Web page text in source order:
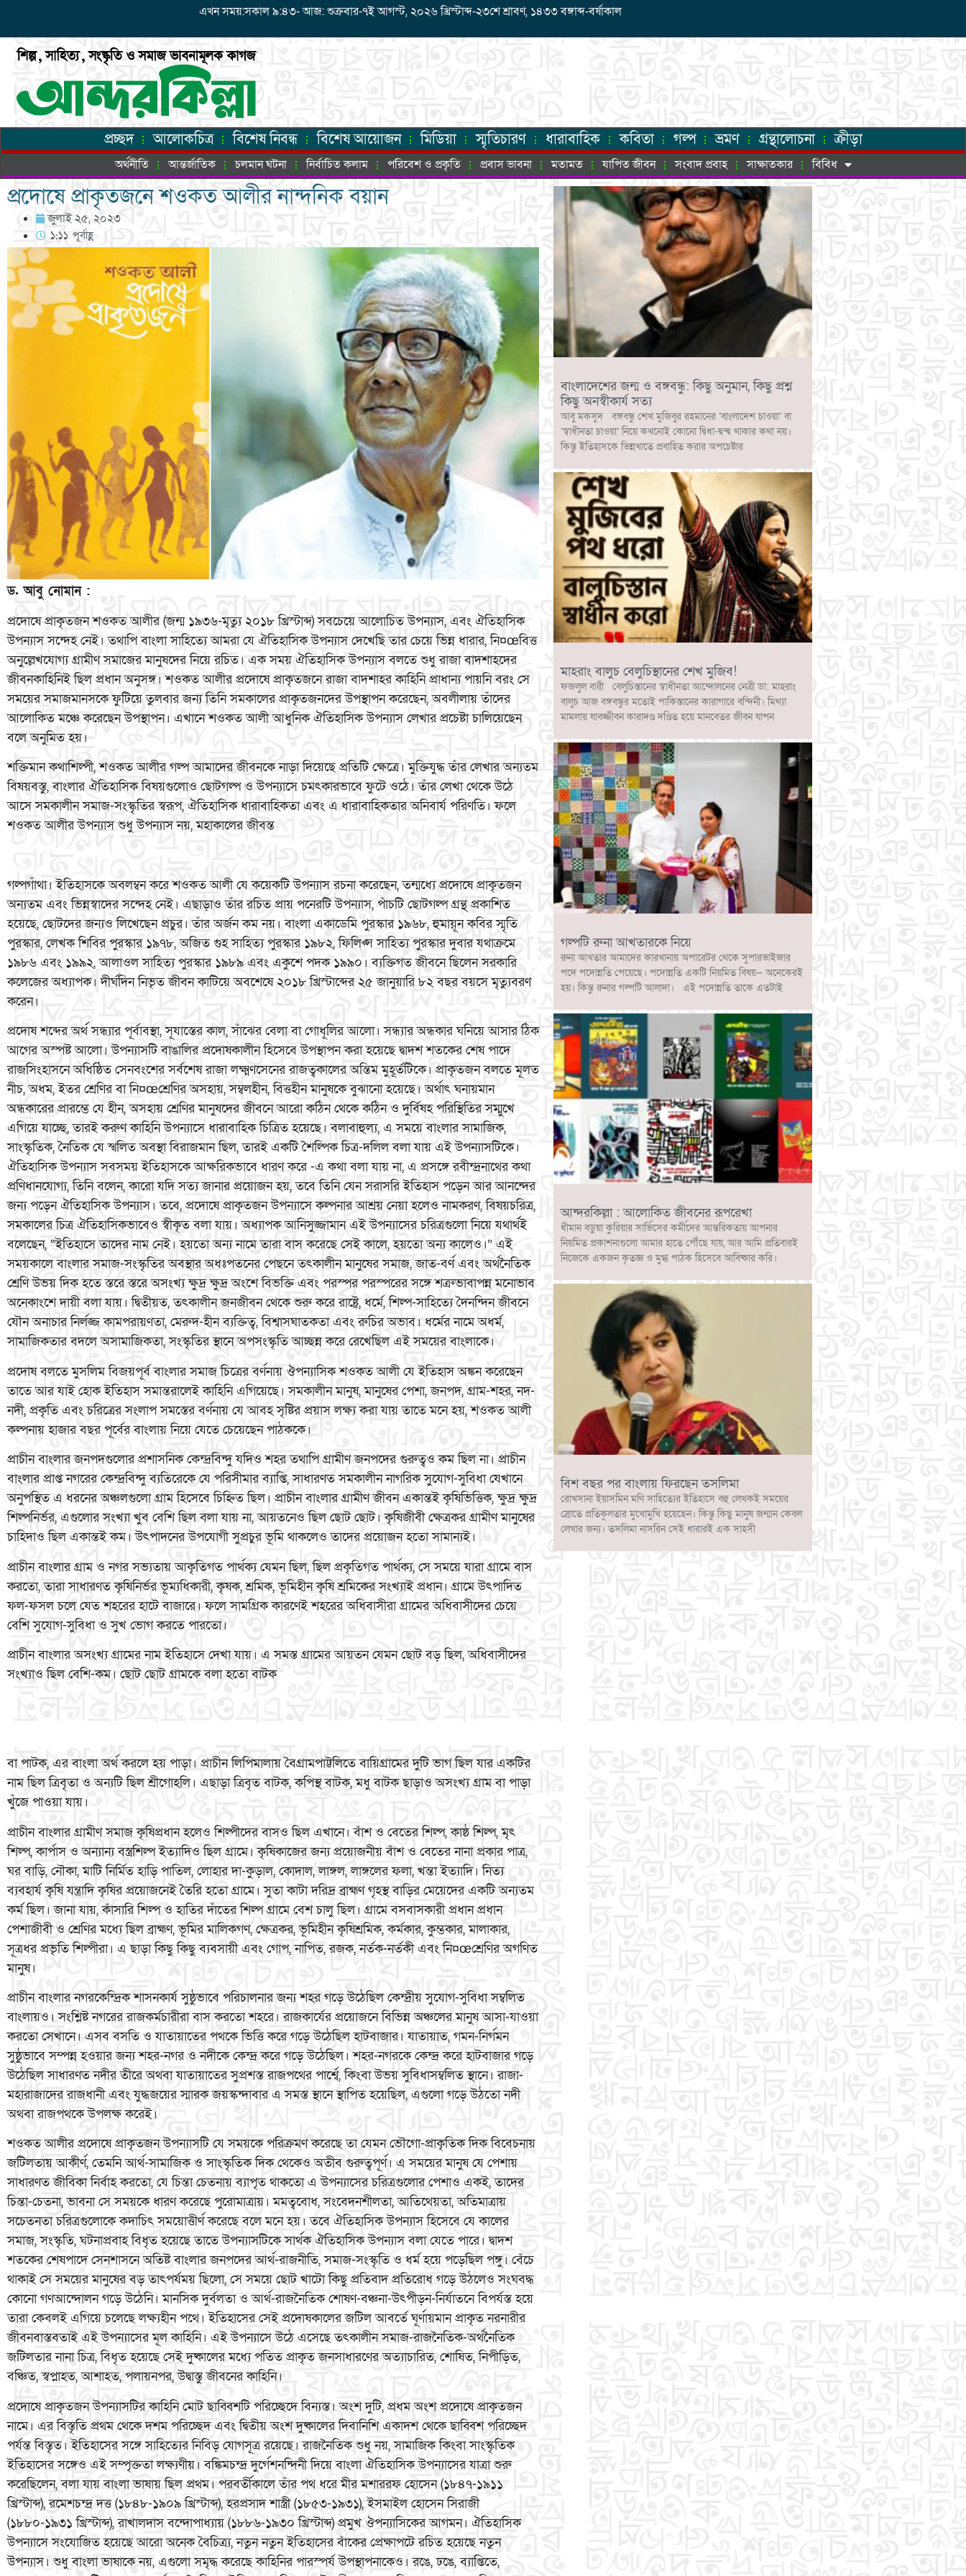
এখন সময়:সকাল ৯:৪৩- আজ: শুক্রবার-৭ই আগস্ট, ২০২৬ খ্রিস্টাব্দ-২৩শে শ্রাবণ, ১৪৩৩ বঙ্গাব্দ-বর্ষাকাল
প্রচ্ছদ আলোকচিত্র বিশেষ নিবন্ধ বিশেষ আয়োজন মিডিয়া স্মৃতিচারণ ধারাবাহিক কবিতা গল্প ভ্রমণ গ্রন্থালোচনা ক্রীড়া
অর্থনীতি আন্তর্জাতিক চলমান ঘটনা নির্বাচিত কলাম পরিবেশ ও প্রকৃতি প্রবাস ভাবনা মতামত যাপিত জীবন সংবাদ প্রবাহ সাক্ষাতকার বিবিধ
প্রদোষে প্রাকৃতজনে শওকত আলীর নান্দনিক বয়ান
জুলাই ২৫, ২০২৩
১:১১ পূর্বাহ্ণ
ড. আবু নোমান :
প্রদোষে প্রাকৃতজন শওকত আলীর (জন্ম ১৯৩৬-মৃত্যু ২০১৮ খ্রিস্টাব্দ) সবচেয়ে আলোচিত উপন্যাস, এবং ঐতিহাসিক
উপন্যাস সন্দেহ নেই। তথাপি বাংলা সাহিত্যে আমরা যে ঐতিহাসিক উপন্যাস দেখেছি তার চেয়ে ভিন্ন ধারার, নি¤œবিত্ত
অনুল্লেখযোগ্য গ্রামীণ সমাজের মানুষদের নিয়ে রচিত। এক সময় ঐতিহাসিক উপন্যাস বলতে শুধু রাজা বাদশাহদের
জীবনকাহিনিই ছিল প্রধান অনুসঙ্গ। শওকত আলীর প্রদোষে প্রাকৃতজনে রাজা বাদশাহর কাহিনি প্রাধান্য পায়নি বরং সে
সময়ের সমাজমানসকে ফুটিয়ে তুলবার জন্য তিনি সমকালের প্রাকৃতজনদের উপস্থাপন করেছেন, অবলীলায় তাঁদের
আলোকিত মঞ্চে করেছেন উপস্থাপন। এখানে শওকত আলী আধুনিক ঐতিহাসিক উপন্যাস লেখার প্রচেষ্টা চালিয়েছেন
বলে অনুমিত হয়।
শক্তিমান কথাশিল্পী, শওকত আলীর গল্প আমাদের জীবনকে নাড়া দিয়েছে প্রতিটি ক্ষেত্রে। মুক্তিযুদ্ধ তাঁর লেখার অন্যতম
বিষয়বস্তু, বাংলার ঐতিহাসিক বিষয়গুলোও ছোটগল্প ও উপন্যাসে চমৎকারভাবে ফুটে ওঠে। তাঁর লেখা থেকে উঠে
আসে সমকালীন সমাজ-সংস্কৃতির স্বরূপ, ঐতিহাসিক ধারাবাহিকতা এবং এ ধারাবাহিকতার অনিবার্য পরিণতি। ফলে
শওকত আলীর উপন্যাস শুধু উপন্যাস নয়, মহাকালের জীবন্ত
গল্পগাঁথা। ইতিহাসকে অবলম্বন করে শওকত আলী যে কয়েকটি উপন্যাস রচনা করেছেন, তন্মধ্যে প্রদোষে প্রাকৃতজন
অন্যতম এবং ভিন্নস্বাদের সন্দেহ নেই। এছাড়াও তাঁর রচিত প্রায় পনেরটি উপন্যাস, পাঁচটি ছোটগল্প গ্রন্থ প্রকাশিত
হয়েছে, ছোটদের জন্যও লিখেছেন প্রচুর। তাঁর অর্জন কম নয়। বাংলা একাডেমি পুরস্কার ১৯৬৮, হুমায়ূন কবির স্মৃতি
পুরস্কার, লেখক শিবির পুরস্কার ১৯৭৮, অজিত গুহ সাহিত্য পুরস্কার ১৯৮২, ফিলিপ্স সাহিত্য পুরস্কার দুবার যথাক্রমে
১৯৮৬ এবং ১৯৯২, আলাওল সাহিত্য পুরস্কার ১৯৮৯ এবং একুশে পদক ১৯৯০। ব্যক্তিগত জীবনে ছিলেন সরকারি
কলেজের অধ্যাপক। দীর্ঘদিন নিভৃত জীবন কাটিয়ে অবশেষে ২০১৮ খ্রিস্টাব্দের ২৫ জানুয়ারি ৮২ বছর বয়সে মৃত্যুবরণ
করেন।
প্রদোষ শব্দের অর্থ সন্ধ্যার পূর্বাবস্থা, সূযাস্তের কাল, সাঁঝের বেলা বা গোধূলির আলো। সন্ধ্যার অন্ধকার ঘনিয়ে আসার ঠিক
আগের অস্পষ্ট আলো। উপন্যাসটি বাঙালির প্রদোষকালীন হিসেবে উপস্থাপন করা হয়েছে দ্বাদশ শতকের শেষ পাদে
রাজসিংহাসনে অধিষ্ঠিত সেনবংশের সর্বশেষ রাজা লক্ষ্মণসেনের রাজত্বকালের অন্তিম মুহূর্তটিকে। প্রাকৃতজন বলতে মূলত
নীচ, অধম, ইতর শ্রেণির বা নি¤œশ্রেণির অসহায়, সম্বলহীন, বিত্তহীন মানুষকে বুঝানো হয়েছে। অর্থাৎ ঘনায়মান
অন্ধকারের প্রারম্ভে যে হীন, অসহায় শ্রেণির মানুষদের জীবনে আরো কঠিন থেকে কঠিন ও দুর্বিষহ পরিস্থিতির সম্মুখে
এগিয়ে যাচ্ছে, তারই করুণ কাহিনি উপন্যাসে ধারাবাহিক চিত্রিত হয়েছে। বলাবাহুল্য, এ সময়ে বাংলার সামাজিক,
সাংস্কৃতিক, নৈতিক যে স্খলিত অবস্থা বিরাজমান ছিল, তারই একটি শৈল্পিক চিত্র-দলিল বলা যায় এই উপন্যাসটিকে।
ঐতিহাসিক উপন্যাস সবসময় ইতিহাসকে আক্ষরিকভাবে ধারণ করে -এ কথা বলা যায় না, এ প্রসঙ্গে রবীন্দ্রনাথের কথা
প্রণিধানযোগ্য, তিনি বলেন, কারো যদি সত্য জানার প্রয়োজন হয়, তবে তিনি যেন সরাসরি ইতিহাস পড়েন আর আনন্দের
জন্য পড়েন ঐতিহাসিক উপন্যাস। তবে, প্রদোষে প্রাকৃতজন উপন্যাসে কল্পনার আশ্রয় নেয়া হলেও নামকরণ, বিষয়চরিত্র,
সমকালের চিত্র ঐতিহাসিকভাবেও স্বীকৃত বলা যায়। অধ্যাপক আনিসুজ্জামান এই উপন্যাসের চরিত্রগুলো নিয়ে যথার্থই
বলেছেন, “ইতিহাসে তাদের নাম নেই। হয়তো অন্য নামে তারা বাস করেছে সেই কালে, হয়তো অন্য কালেও।” এই
সময়কালে বাংলার সমাজ-সংস্কৃতির অবস্থার অধঃপতনের পেছনে তৎকালীন মানুষের সমাজ, জাত-বর্ণ এবং অর্থনৈতিক
শ্রেণি উভয় দিক হতে স্তরে স্তরে অসংখ্য ক্ষুদ্র ক্ষুদ্র অংশে বিভক্তি এবং পরস্পর পরস্পরের সঙ্গে শত্রুভাবাপন্ন মনোভাব
অনেকাংশে দায়ী বলা যায়। দ্বিতীয়ত, তৎকালীন জনজীবন থেকে শুরু করে রাষ্ট্রে, ধর্মে, শিল্প-সাহিত্যে দৈনন্দিন জীবনে
যৌন অনাচার নির্লজ্জ কামপরায়ণতা, মেরুদ-হীন ব্যক্তিত্ব, বিশ্বাসঘাতকতা এবং রুচির অভাব। ধর্মের নামে অধর্ম,
সামাজিকতার বদলে অসামাজিকতা, সংস্কৃতির স্থানে অপসংস্কৃতি আচ্ছন্ন করে রেখেছিল এই সময়ের বাংলাকে।
প্রদোষ বলতে মুসলিম বিজয়পূর্ব বাংলার সমাজ চিত্রের বর্ণনায় ঔপন্যাসিক শওকত আলী যে ইতিহাস অঙ্কন করেছেন
তাতে আর যাই হোক ইতিহাস সমান্তরালেই কাহিনি এগিয়েছে। সমকালীন মানুষ, মানুষের পেশা, জনপদ, গ্রাম-শহর, নদ-
নদী, প্রকৃতি এবং চরিত্রের সংলাপ সমস্তের বর্ণনায় যে আবহ সৃষ্টির প্রয়াস লক্ষ্য করা যায় তাতে মনে হয়, শওকত আলী
কল্পনায় হাজার বছর পূর্বের বাংলায় নিয়ে যেতে চেয়েছেন পাঠককে।
প্রাচীন বাংলার জনপদগুলোর প্রশাসনিক কেন্দ্রবিন্দু যদিও শহর তথাপি গ্রামীণ জনপদের গুরুত্বও কম ছিল না। প্রাচীন
বাংলার প্রাপ্ত নগরের কেন্দ্রবিন্দু ব্যতিরেকে যে পরিসীমার ব্যাপ্তি, সাধারণত সমকালীন নাগরিক সুযোগ-সুবিধা যেখানে
অনুপস্থিত এ ধরনের অঞ্চলগুলো গ্রাম হিসেবে চিহ্নিত ছিল। প্রাচীন বাংলার গ্রামীণ জীবন একান্তই কৃষিভিত্তিক, ক্ষুদ্র ক্ষুদ্র
শিল্পনির্ভর, এগুলোর সংখ্যা খুব বেশি ছিল বলা যায় না, আয়তনেও ছিল ছোট ছোট। কৃষিজীবী ক্ষেত্রকর গ্রামীণ মানুষের
চাহিদাও ছিল একান্তই কম। উৎপাদনের উপযোগী সুপ্রচুর ভূমি থাকলেও তাদের প্রয়োজন হতো সামান্যই।
প্রাচীন বাংলার গ্রাম ও নগর সভ্যতায় আকৃতিগত পার্থক্য যেমন ছিল, ছিল প্রকৃতিগত পার্থক্য, সে সময়ে যারা গ্রামে বাস
করতো, তারা সাধারণত কৃষিনির্ভর ভূম্যধিকারী, কৃষক, শ্রমিক, ভূমিহীন কৃষি শ্রমিকের সংখ্যাই প্রধান। গ্রামে উৎপাদিত
ফল-ফসল চলে যেত শহরের হাটে বাজারে। ফলে সামগ্রিক কারণেই শহরের অধিবাসীরা গ্রামের অধিবাসীদের চেয়ে
বেশি সুযোগ-সুবিধা ও সুখ ভোগ করতে পারতো।
প্রাচীন বাংলার অসংখ্য গ্রামের নাম ইতিহাসে দেখা যায়। এ সমস্ত গ্রামের আয়তন যেমন ছোট বড় ছিল, অধিবাসীদের
সংখ্যাও ছিল বেশি-কম। ছোট ছোট গ্রামকে বলা হতো বাটক
বা পাটক, এর বাংলা অর্থ করলে হয় পাড়া। প্রাচীন লিপিমালায় বৈগ্রামপাট্টলিতে বায়িগ্রামের দুটি ভাগ ছিল যার একটির
নাম ছিল ত্রিবৃতা ও অন্যটি ছিল শ্রীগোহলি। এছাড়া ত্রিবৃত বাটক, কপিস্থ বাটক, মধু বাটক ছাড়াও অসংখ্য গ্রাম বা পাড়া
খুঁজে পাওয়া যায়।
প্রাচীন বাংলার গ্রামীণ সমাজ কৃষিপ্রধান হলেও শিল্পীদের বাসও ছিল এখানে। বাঁশ ও বেতের শিল্প, কাষ্ঠ শিল্প, মৃৎ
শিল্প, কার্পাস ও অন্যান্য বস্ত্রশিল্প ইত্যাদিও ছিল গ্রামে। কৃষিকাজের জন্য প্রয়োজনীয় বাঁশ ও বেতের নানা প্রকার পাত্র,
ঘর বাড়ি, নৌকা, মাটি নির্মিত হাড়ি পাতিল, লোহার দা-কুড়াল, কোদাল, লাঙ্গল, লাঙ্গলের ফলা, খন্তা ইত্যাদি। নিত্য
ব্যবহার্য কৃষি যন্ত্রাদি কৃষির প্রয়োজনেই তৈরি হতো গ্রামে। সুতা কাটা দরিদ্র ব্রাহ্মণ গৃহস্থ বাড়ির মেয়েদের একটি অন্যতম
কর্ম ছিল। জানা যায়, কাঁসারি শিল্প ও হাতির দাঁতের শিল্প গ্রামে বেশ চালু ছিল। গ্রামে বসবাসকারী প্রধান প্রধান
পেশাজীবী ও শ্রেণির মধ্যে ছিল ব্রাহ্মণ, ভূমির মালিকগণ, ক্ষেত্রকর, ভূমিহীন কৃষিশ্রমিক, কর্মকার, কুম্ভকার, মালাকার,
সূত্রধর প্রভৃতি শিল্পীরা। এ ছাড়া কিছু কিছু ব্যবসায়ী এবং গোপ, নাপিত, রজক, নর্তক-নর্তকী এবং নি¤œশ্রেণির অগণিত
মানুষ।
প্রাচীন বাংলার নগরকেন্দ্রিক শাসনকার্য সুষ্ঠুভাবে পরিচালনার জন্য শহর গড়ে উঠেছিল কেন্দ্রীয় সুযোগ-সুবিধা সম্বলিত
বাংলায়ও। সংশ্লিষ্ট নগরের রাজকর্মচারীরা বাস করতো শহরে। রাজকার্যের প্রয়োজনে বিভিন্ন অঞ্চলের মানুষ আসা-যাওয়া
করতো সেখানে। এসব বসতি ও যাতায়াতের পথকে ভিত্তি করে গড়ে উঠেছিল হাটবাজার। যাতায়াত, গমন-নির্গমন
সুষ্ঠুভাবে সম্পন্ন হওয়ার জন্য শহর-নগর ও নদীকে কেন্দ্র করে গড়ে উঠেছিল। শহর-নগরকে কেন্দ্র করে হাটবাজার গড়ে
উঠেছিল সাধারণত নদীর তীরে অথবা যাতায়াতের সুপ্রশস্ত রাজপথের পার্শ্বে, কিংবা উভয় সুবিধাসম্বলিত স্থানে। রাজা-
মহারাজাদের রাজধানী এবং যুদ্ধজয়ের স্মারক জয়স্কন্দাবার এ সমস্ত স্থানে স্থাপিত হয়েছিল, এগুলো গড়ে উঠতো নদী
অথবা রাজপথকে উপলক্ষ করেই।
শওকত আলীর প্রদোষে প্রাকৃতজন উপন্যাসটি যে সময়কে পরিক্রমণ করেছে তা যেমন ভৌগো-প্রাকৃতিক দিক বিবেচনায়
জটিলতায় আকীর্ণ, তেমনি আর্থ-সামাজিক ও সাংস্কৃতিক দিক থেকেও অতীব গুরুত্বপূর্ণ। এ সময়ের মানুষ যে পেশায়
সাধারণত জীবিকা নির্বাহ করতো, যে চিন্তা চেতনায় ব্যাপৃত থাকতো এ উপন্যাসের চরিত্রগুলোর পেশাও একই, তাদের
চিন্তা-চেতনা, ভাবনা সে সময়কে ধারণ করেছে পুরোমাত্রায়। মমত্ববোধ, সংবেদনশীলতা, আতিথেয়তা, অতিমাত্রায়
সচেতনতা চরিত্রগুলোকে কদাচিৎ সময়োত্তীর্ণ করেছে বলে মনে হয়। তবে ঐতিহাসিক উপন্যাস হিসেবে যে কালের
সমাজ, সংস্কৃতি, ঘটনাপ্রবাহ বিধৃত হয়েছে তাতে উপন্যাসটিকে সার্থক ঐতিহাসিক উপন্যাস বলা যেতে পারে। দ্বাদশ
শতকের শেষপাদে সেনশাসনে অতিষ্ট বাংলার জনপদের আর্থ-রাজনীতি, সমাজ-সংস্কৃতি ও ধর্ম হয়ে পড়েছিল পঙ্গু। বেঁচে
থাকাই সে সময়ের মানুষের বড় তাৎপর্যময় ছিলো, সে সময়ে ছোট খাটো কিছু প্রতিবাদ প্রতিরোধ গড়ে উঠলেও সংঘবদ্ধ
কোনো গণআন্দোলন গড়ে উঠেনি। মানসিক দুর্বলতা ও আর্থ-রাজনৈতিক শোষণ-বঞ্চনা-উৎপীড়ন-নির্যাতনে বিপর্যস্ত হয়ে
তারা কেবলই এগিয়ে চলেছে লক্ষ্যহীন পথে। ইতিহাসের সেই প্রদোষকালের জটিল আবর্তে ঘূর্ণায়মান প্রাকৃত নরনারীর
জীবনবাস্তবতাই এই উপন্যাসের মূল কাহিনি। এই উপন্যাসে উঠে এসেছে তৎকালীন সমাজ-রাজনৈতিক-অর্থনৈতিক
জটিলতার নানা চিত্র, বিধৃত হয়েছে সেই দুষ্কালের মধ্যে পতিত প্রাকৃত জনসাধারণের অত্যাচারিত, শোষিত, নিপীড়িত,
বঞ্চিত, স্বপ্নাহত, আশাহত, পলায়নপর, উদ্বাস্তু জীবনের কাহিনি।
প্রদোষে প্রাকৃতজন উপন্যাসটির কাহিনি মোট ছাব্বিশটি পরিচ্ছেদে বিন্যস্ত। অংশ দুটি, প্রধম অংশ প্রদোষে প্রাকৃতজন
নামে। এর বিস্তৃতি প্রথম থেকে দশম পরিচ্ছেদ এবং দ্বিতীয় অংশ দুষ্কালের দিবানিশি একাদশ থেকে ছাব্বিশ পরিচ্ছেদ
পর্যন্ত বিস্তৃত। ইতিহাসের সঙ্গে সাহিত্যের নিবিড় যোগসূত্র রয়েছে। রাজনৈতিক শুধু নয়, সামাজিক কিংবা সাংস্কৃতিক
ইতিহাসের সঙ্গেও এই সম্পৃক্ততা লক্ষ্যণীয়। বঙ্কিমচন্দ্র দুর্গেশনন্দিনী দিয়ে বাংলা ঐতিহাসিক উপন্যাসের যাত্রা শুরু
করেছিলেন, বলা যায় বাংলা ভাষায় ছিল প্রথম। পরবর্তীকালে তাঁর পথ ধরে মীর মশাররফ হোসেন (১৮৪৭-১৯১১
খ্রিস্টাব্দ), রমেশচন্দ্র দত্ত (১৮৪৮-১৯০৯ খ্রিস্টাব্দ), হরপ্রসাদ শাস্ত্রী (১৮৫৩-১৯৩১), ইসমাইল হোসেন সিরাজী
(১৮৮০-১৯৩১ খ্রিস্টাব্দ), রাখালদাস বন্দোপাধ্যায় (১৮৮৬-১৯৩০ খ্রিস্টাব্দ) প্রমুখ ঔপন্যাসিকের আগমন। ঐতিহাসিক
উপন্যাসে সংযোজিত হয়েছে আরো অনেক বৈচিত্র্য, নতুন নতুন ইতিহাসের বাঁকের প্রেক্ষাপটে রচিত হয়েছে নতুন
উপন্যাস। শুধু বাংলা ভাষাকে নয়, এগুলো সমৃদ্ধ করেছে কাহিনির পারস্পর্য উপস্থাপনাকেও। রঙে, ঢঙে, ব্যাপ্তিতে,
বাংলাদেশের জন্ম ও বঙ্গবন্ধু: কিছু অনুমান, কিছু প্রশ্ন
কিছু অনস্বীকার্য সত্য
আবু মকসুদ বঙ্গবন্ধু শেখ মুজিবুর রহমানের ‘বাংলাদেশ চাওয়া’ বা
‘স্বাধীনতা চাওয়া’ নিয়ে কখনোই কোনো দ্বিধা-দ্বন্দ্ব থাকার কথা নয়।
কিন্তু ইতিহাসকে ভিন্নখাতে প্রবাহিত করার অপচেষ্টার
মাহরাং বালুচ বেলুচিস্থানের শেখ মুজিব!
ফজলুল বারী বেলুচিস্তানের স্বাধীনতা আন্দোলনের নেত্রী ডা: মাহরাং
বালুচ আজ বঙ্গবন্ধুর মতোই পাকিস্তানের কারাগারে বন্দিনী। মিথ্যা
মামলায় যাবজ্জীবন কারাদণ্ড দণ্ডিত হয়ে মানবেতর জীবন যাপন
গল্পটি রুনা আখতারকে নিয়ে
রুনা আখতার আমাদের কারখানায় অপারেটর থেকে সুপারভাইজার
পদে পদোন্নতি পেয়েছে। পদোন্নতি একটি নিয়মিত বিষয়— অনেকেরই
হয়। কিন্তু রুনার গল্পটি আলাদা। এই পদোন্নতি তাকে এতটাই
আন্দরকিল্লা : আলোকিত জীবনের রূপরেখা
ধীমান বড়ুয়া কুরিয়ার সার্ভিসের কর্মীদের আন্তরিকতায় আপনার
নিয়মিত প্রকাশনাগুলো আমার হাতে পৌঁছে যায়, আর আমি প্রতিবারই
নিজেকে একজন কৃতজ্ঞ ও মুগ্ধ পাঠক হিসেবে আবিষ্কার করি।
বিশ বছর পর বাংলায় ফিরছেন তসলিমা
রোখসানা ইয়াসমিন মণি সাহিত্যের ইতিহাসে বহু লেখকই সময়ের
স্রোতে প্রতিকূলতার মুখোমুখি হয়েছেন। কিন্তু কিছু মানুষ জন্মান কেবল
লেখার জন্য। তসলিমা নাসরিন সেই ধারারই এক সাহসী